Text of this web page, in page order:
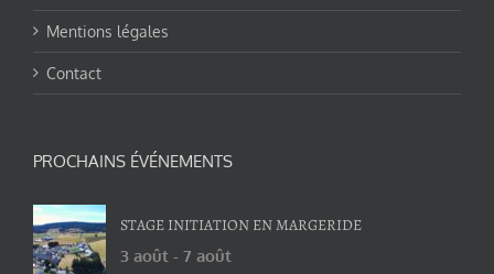
Mentions légales
Contact
PROCHAINS ÉVÉNEMENTS
STAGE INITIATION EN MARGERIDE
3 août - 7 août